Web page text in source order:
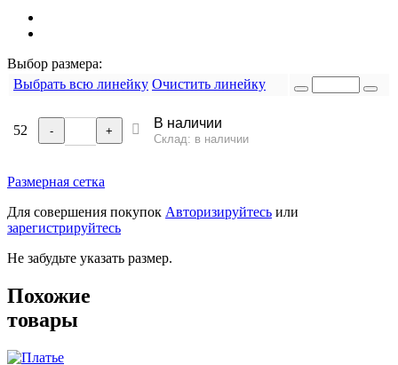
Выбор размера:
Выбрать всю линейку Очистить линейку
52 - + В наличии
Склад: в наличии
Размерная сетка
Для совершения покупок Авторизируйтесь или
зарегистрируйтесь
Не забудьте указать размер.
Похожие
товары